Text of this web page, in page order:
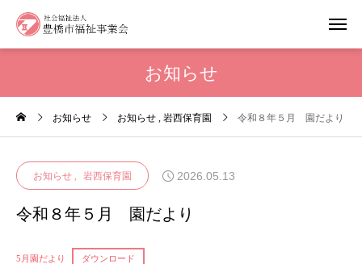
お知らせ
お知らせ お知らせ 岩西保育園 令和８年５月 園だより
お知らせ 岩西保育園 2026.05.13
令和８年５月 園だより
5月園だより ダウンロード